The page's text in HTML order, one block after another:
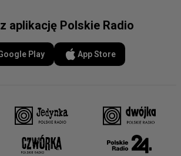
aplikację Polskie Radio
Play App Store